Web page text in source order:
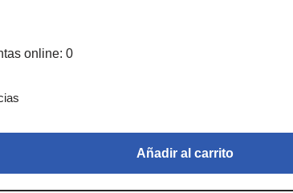
online: 0
Añadir al carrito